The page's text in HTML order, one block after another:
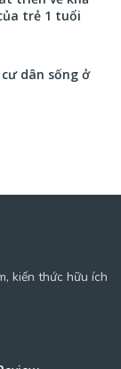
trẻ 1 tuổi
dân sống ở
kiến thức hữu ích